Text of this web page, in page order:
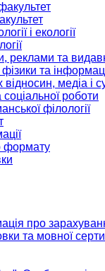
і екології
реклами та
та
медіа і
соціальної роботи
філології
формату
про
та мовної